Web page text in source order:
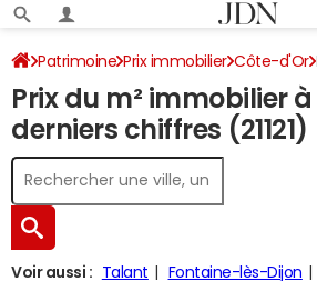
Patrimoine Prix immobilier Côte-d'Or
Prix du m² immobilier à
derniers chiffres (21121)
Voir aussi : Talant Fontaine-lès-Dijon